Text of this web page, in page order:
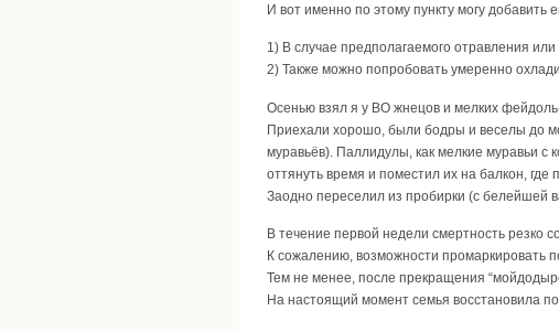
И вот именно по этому пункту могу
1) В случае предполагаемого отравления
2) Также можно попробовать умеренно
Осенью взял я у BO жнецов и мелких
Приехали хорошо, были бодры и веселы до
муравьёв). Паллидулы, как мелкие муравьи
оттянуть время и поместил их на балкон,
Заодно переселил из пробирки (с белейшей
В течение первой недели смертность резко
К сожалению, возможности промаркировать
Тем не менее, после прекращения
На настоящий момент семья восстановила